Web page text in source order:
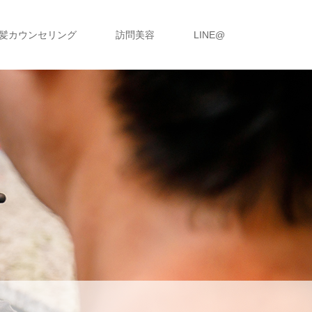
カウンセリング 訪問美容 LINE@